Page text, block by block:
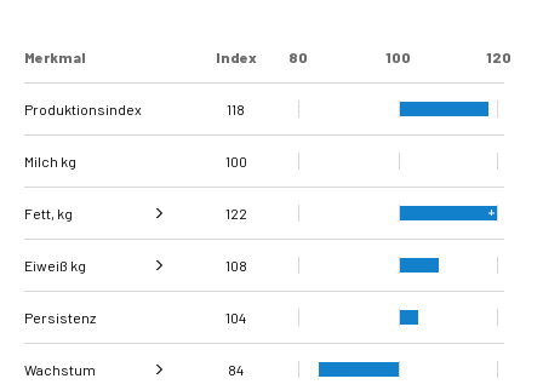
Merkmal Index 80 100 120
Produktionsindex 118
Milch kg 100
Fett, kg 122
Fett, % 127
Eiweiß kg 108
Eiweiß % 114
Persistenz 104
Wachstum 84